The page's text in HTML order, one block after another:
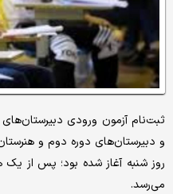
ثبت‌نام آزمون ورودی
و دبیرستان‌های دوره دوم و
می‌رسد.